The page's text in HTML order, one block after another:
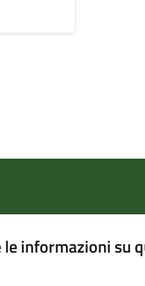
informazioni su